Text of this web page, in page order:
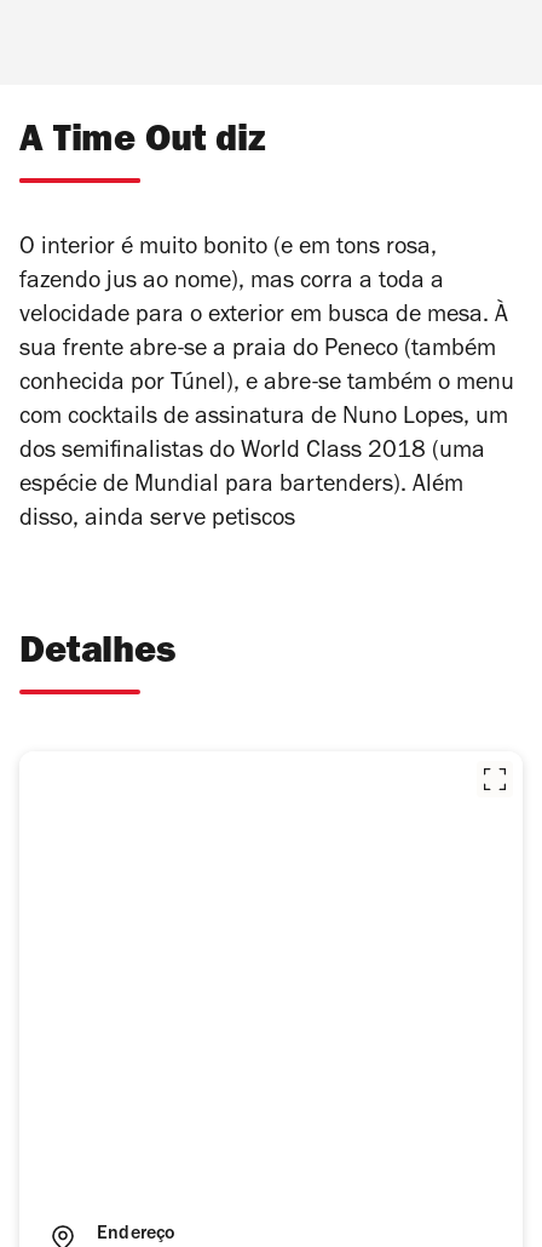
A Time Out diz
O interior é muito bonito (e em tons rosa,
fazendo jus ao nome), mas corra a toda a
velocidade para o exterior em busca de mesa. À
sua frente abre-se a praia do Peneco (também
conhecida por Túnel), e abre-se também o menu
com cocktails de assinatura de Nuno Lopes, um
dos semifinalistas do World Class 2018 (uma
espécie de Mundial para bartenders). Além
disso, ainda serve petiscos
Detalhes
Endereço